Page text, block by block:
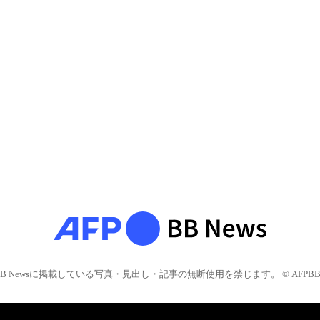
Newsに掲載している写真・見出し・記事の無断使用を禁じます。 © AFPBB